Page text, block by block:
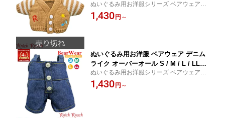
M / L / LL サイズによってボタンの数
が異なります 秋冬 衣装 コスチューム
ぬいぐるみ用お洋服シリーズ ベアウェア 秋
冬 トップス 衣装 コスチューム 着せ替え ぬ
い服 ぬい活 ぬい撮り 推しぬい
1,430 円 ～
ぬいぐるみ用お洋服 ベアウェア デニム
ライク オーバーオール S / M / L / LL
秋冬 衣装 コスチューム 着せ替え ぬい
服 ぬい活 ぬい撮り 秋冬23 オールイン
ぬいぐるみ用お洋服シリーズ ベアウェア 秋
冬 オールインワン 衣装 コスチューム 着せ
替え ぬい服 ぬい活 ぬい撮り 推しぬい
1,430 円 ～